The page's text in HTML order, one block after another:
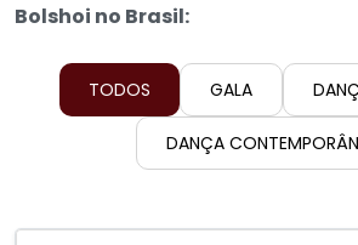
Bolshoi no Brasil:
TODOS GALA
DANÇA